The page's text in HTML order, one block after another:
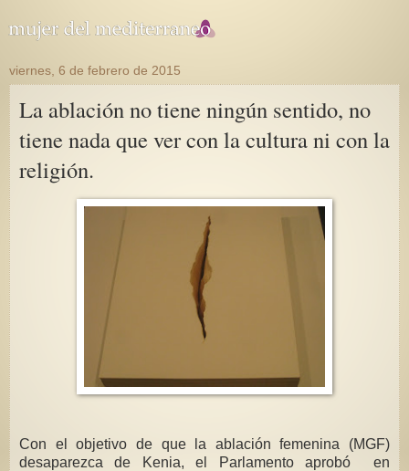
viernes, 6 de febrero de 2015
La ablación no tiene ningún sentido, no
tiene nada que ver con la cultura ni con la
religión.
Con el objetivo de que la ablación femenina (MGF)
desaparezca de Kenia, el Parlamento aprobó en